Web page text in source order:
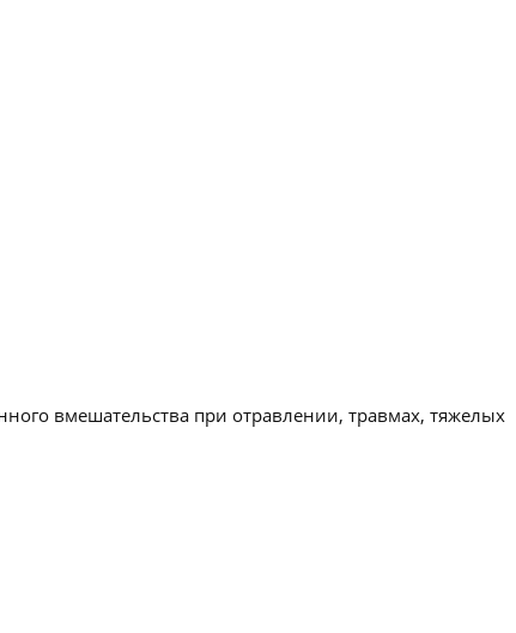
вмешательства при отравлении, травмах, тяжелых